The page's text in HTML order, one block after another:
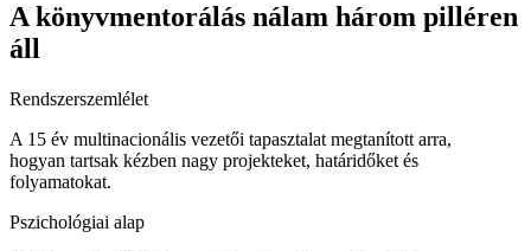
A könyvmentorálás nálam három pilléren
áll
Rendszerszemlélet
A 15 év multinacionális vezetői tapasztalat megtanított arra,
hogyan tartsak kézben nagy projekteket, határidőket és
folyamatokat.
Pszichológiai alap